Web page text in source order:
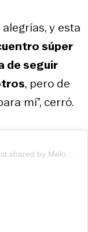
y esta
súper
de seguir
, pero de
mí”, cerró.